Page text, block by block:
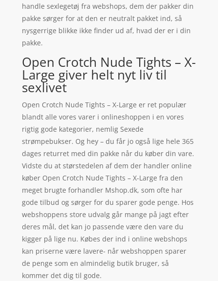
handle sexlegetøj fra webshops, dem der pakker din
pakke sørger for at den er neutralt pakket ind, så
nysgerrige blikke ikke finder ud af, hvad der er i din
pakke.
Open Crotch Nude Tights – X-
Large giver helt nyt liv til
sexlivet
Open Crotch Nude Tights – X-Large er ret populær
blandt alle vores varer i onlineshoppen i en vores
rigtig gode kategorier, nemlig Sexede
strømpebukser. Og hey – du får jo også lige hele 365
dages returret med din pakke når du køber din vare.
Vidste du at størstedelen af dem der handler online
køber Open Crotch Nude Tights – X-Large fra den
meget brugte forhandler Mshop.dk, som ofte har
gode tilbud og sørger for du sparer gode penge. Hos
webshoppens store udvalg går mange på jagt efter
deres mål, det kan jo passende være den vare du
kigger på lige nu. Købes der ind i online webshops
kan priserne være lavere- når webshoppen sparer
de penge som en almindelig butik bruger, så
kommer det dig til gode.